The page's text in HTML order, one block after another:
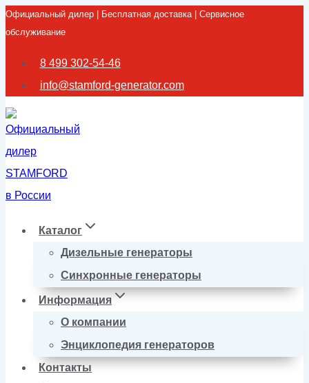
Перейти
к
содержимому
Официальный дилер | Бесплатная доставка | Сервисное
обслуживание
8 499 302-54-46
info@stamford-generator.com
Каталог
Дизельные генераторы
Синхронные генераторы
Информация
О компании
Энциклопедия генераторов
Контакты